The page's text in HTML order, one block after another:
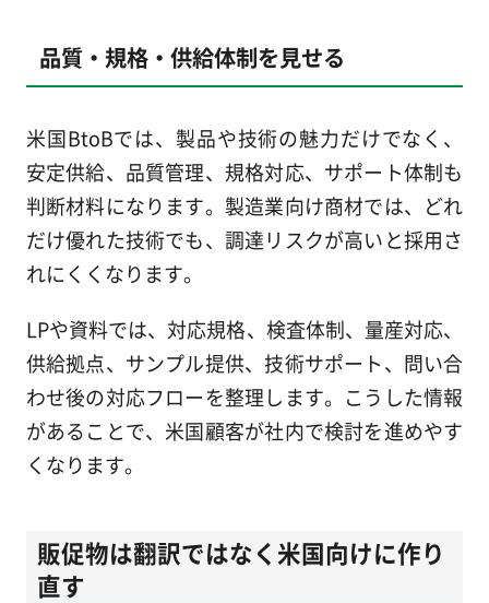
品質・規格・供給体制を見せる
米国BtoBでは、製品や技術の魅力だけでなく、
安定供給、品質管理、規格対応、サポート体制も
判断材料になります。製造業向け商材では、どれ
だけ優れた技術でも、調達リスクが高いと採用さ
れにくくなります。
LPや資料では、対応規格、検査体制、量産対応、
供給拠点、サンプル提供、技術サポート、問い合
わせ後の対応フローを整理します。こうした情報
があることで、米国顧客が社内で検討を進めやす
くなります。
販促物は翻訳ではなく米国向けに作り
直す